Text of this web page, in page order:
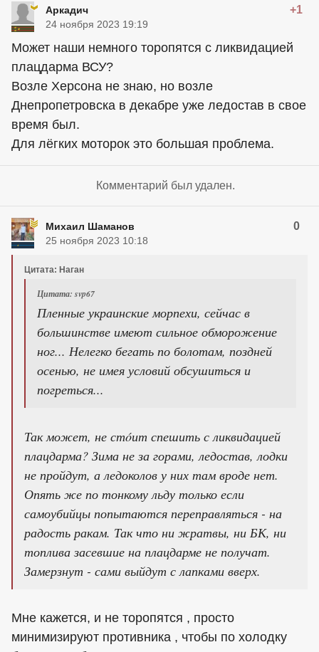
Аркадич +1
24 ноября 2023 19:19
Может наши немного торопятся с ликвидацией
плацдарма ВСУ?
Возле Херсона не знаю, но возле
Днепропетровска в декабре уже ледостав в свое
время был.
Для лёгких моторок это большая проблема.
Комментарий был удален.
Михаил Шаманов 0
25 ноября 2023 10:18
Цитата: Наган
Цитата: svp67
Пленные украинские морпехи, сейчас в
большинстве имеют сильное обморожение
ног... Нелегко бегать по болотам, поздней
осенью, не имея условий обсушиться и
погреться...
Так может, не стóит спешить с ликвидацией
плацдарма? Зима не за горами, ледостав, лодки
не пройдут, а ледоколов у них там вроде нет.
Опять же по тонкому льду только если
самоубийцы попытаются переправляться - на
радость ракам. Так что ни жратвы, ни БК, ни
топлива засевшие на плацдарме не получат.
Замерзнут - сами выйдут с лапками вверх.
Мне кажется, и не торопятся , просто
минимизируют противника , чтобы по холодку